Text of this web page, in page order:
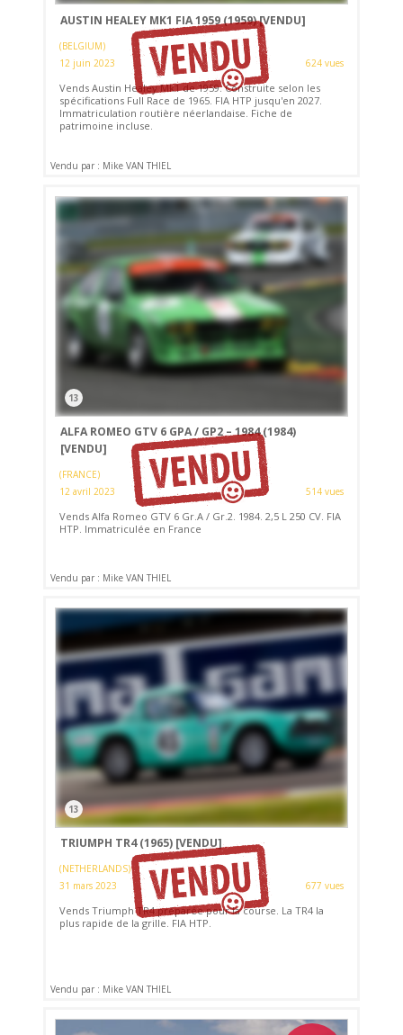
AUSTIN HEALEY MK1 FIA 1959 (1959)[VENDU]
(BELGIUM)
12 juin 2023
624 vues
Vends Austin Healey Mk1 de 1959. Construite selon les
spécifications Full Race de 1965. FIA HTP jusqu'en 2027.
Immatriculation routière néerlandaise. Fiche de
patrimoine incluse.
Vendu par : Mike VAN THIEL
13
ALFA ROMEO GTV 6 GPA / GP2 – 1984 (1984)
[VENDU]
(FRANCE)
12 avril 2023
514 vues
Vends Alfa Romeo GTV 6 Gr.A / Gr.2. 1984. 2,5 L 250 CV. FIA
HTP. Immatriculée en France
Vendu par : Mike VAN THIEL
13
TRIUMPH TR4 (1965) [VENDU]
(NETHERLANDS)
31 mars 2023
677 vues
Vends Triumph TR4 préparée pour la course. La TR4 la
plus rapide de la grille. FIA HTP.
Vendu par : Mike VAN THIEL